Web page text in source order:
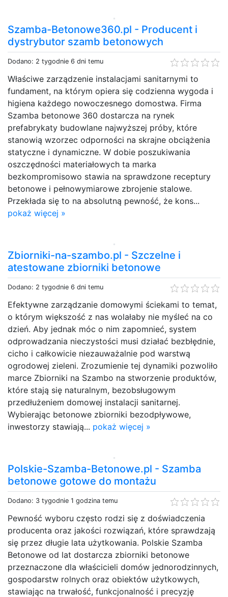
Szamba-Betonowe360.pl - Producent i
dystrybutor szamb betonowych
Dodano: 2 tygodnie 6 dni temu
Właściwe zarządzenie instalacjami sanitarnymi to
fundament, na którym opiera się codzienna wygoda i
higiena każdego nowoczesnego domostwa. Firma
Szamba betonowe 360 dostarcza na rynek
prefabrykaty budowlane najwyższej próby, które
stanowią wzorzec odporności na skrajne obciążenia
statyczne i dynamiczne. W dobie poszukiwania
oszczędności materiałowych ta marka
bezkompromisowo stawia na sprawdzone receptury
betonowe i pełnowymiarowe zbrojenie stalowe.
Przekłada się to na absolutną pewność, że kons...
pokaż więcej »
Zbiorniki-na-szambo.pl - Szczelne i
atestowane zbiorniki betonowe
Dodano: 2 tygodnie 6 dni temu
Efektywne zarządzanie domowymi ściekami to temat,
o którym większość z nas wolałaby nie myśleć na co
dzień. Aby jednak móc o nim zapomnieć, system
odprowadzania nieczystości musi działać bezbłędnie,
cicho i całkowicie niezauważalnie pod warstwą
ogrodowej zieleni. Zrozumienie tej dynamiki pozwoliło
marce Zbiorniki na Szambo na stworzenie produktów,
które stają się naturalnym, bezobsługowym
przedłużeniem domowej instalacji sanitarnej.
Wybierając betonowe zbiorniki bezodpływowe,
inwestorzy stawiają... pokaż więcej »
Polskie-Szamba-Betonowe.pl - Szamba
betonowe gotowe do montażu
Dodano: 3 tygodnie 1 godzina temu
Pewność wyboru często rodzi się z doświadczenia
producenta oraz jakości rozwiązań, które sprawdzają
się przez długie lata użytkowania. Polskie Szamba
Betonowe od lat dostarcza zbiorniki betonowe
przeznaczone dla właścicieli domów jednorodzinnych,
gospodarstw rolnych oraz obiektów użytkowych,
stawiając na trwałość, funkcjonalność i precyzję